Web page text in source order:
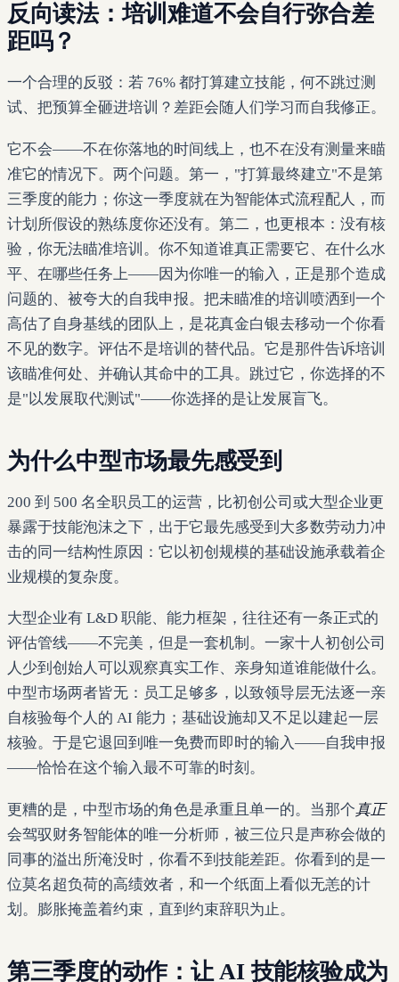
反向读法：培训难道不会自行弥合差
距吗？
一个合理的反驳：若 76% 都打算建立技能，何不跳过测
试、把预算全砸进培训？差距会随人们学习而自我修正。
它不会——不在你落地的时间线上，也不在没有测量来瞄
准它的情况下。两个问题。第一，"打算最终建立"不是第
三季度的能力；你这一季度就在为智能体式流程配人，而
计划所假设的熟练度你还没有。第二，也更根本：没有核
验，你无法瞄准培训。你不知道谁真正需要它、在什么水
平、在哪些任务上——因为你唯一的输入，正是那个造成
问题的、被夸大的自我申报。把未瞄准的培训喷洒到一个
高估了自身基线的团队上，是花真金白银去移动一个你看
不见的数字。评估不是培训的替代品。它是那件告诉培训
该瞄准何处、并确认其命中的工具。跳过它，你选择的不
是"以发展取代测试"——你选择的是让发展盲飞。
为什么中型市场最先感受到
200 到 500 名全职员工的运营，比初创公司或大型企业更
暴露于技能泡沫之下，出于它最先感受到大多数劳动力冲
击的同一结构性原因：它以初创规模的基础设施承载着企
业规模的复杂度。
大型企业有 L&D 职能、能力框架，往往还有一条正式的
评估管线——不完美，但是一套机制。一家十人初创公司
人少到创始人可以观察真实工作、亲身知道谁能做什么。
中型市场两者皆无：员工足够多，以致领导层无法逐一亲
自核验每个人的 AI 能力；基础设施却又不足以建起一层
核验。于是它退回到唯一免费而即时的输入——自我申报
——恰恰在这个输入最不可靠的时刻。
更糟的是，中型市场的角色是承重且单一的。当那个真正
会驾驭财务智能体的唯一分析师，被三位只是声称会做的
同事的溢出所淹没时，你看不到技能差距。你看到的是一
位莫名超负荷的高绩效者，和一个纸面上看似无恙的计
划。膨胀掩盖着约束，直到约束辞职为止。
第三季度的动作：让 AI 技能核验成为